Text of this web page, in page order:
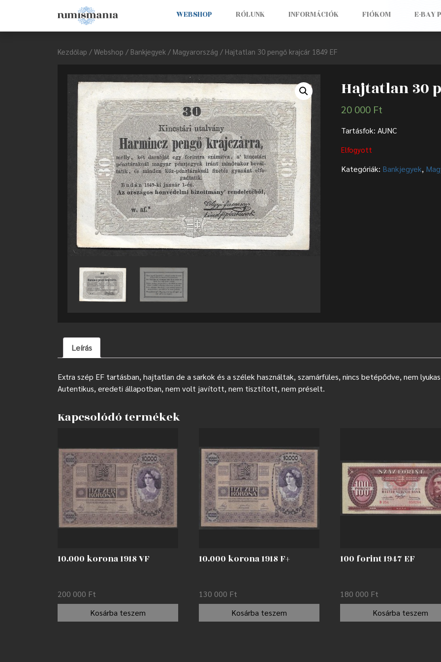
WEBSHOP RÓLUNK INFORMÁCIÓK FIÓKOM E-BAY
Kezdőlap / Webshop / Bankjegyek / Magyarország / Hajtatlan 30 pengő krajcár 1849 EF
Hajtatlan 30
20 000 Ft
Tartásfok: AUNC
Elfogyott
Kategóriák: Bankjegyek,
Leírás
Extra szép EF tartásban, hajtatlan de a sarkok és a szélek használtak, szamárfüles, nincs betépődve, nem
Autentikus, eredeti állapotban, nem volt javított, nem tisztított, nem préselt.
Kapcsolódó termékek
10.000 korona 1918 VF
200 000 Ft
Kosárba teszem
10.000 korona 1918 F+
130 000 Ft
Kosárba teszem
100 forint 1947 EF
180 000 Ft
Kosárba teszem